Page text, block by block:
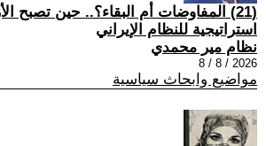
(21) المفاوضات أم البقاء؟.. حين تصبح
استراتيجية للنظام الإيراني
نظام مير محمدي
2026 / 8 / 8
مواضيع وابحاث سياسية